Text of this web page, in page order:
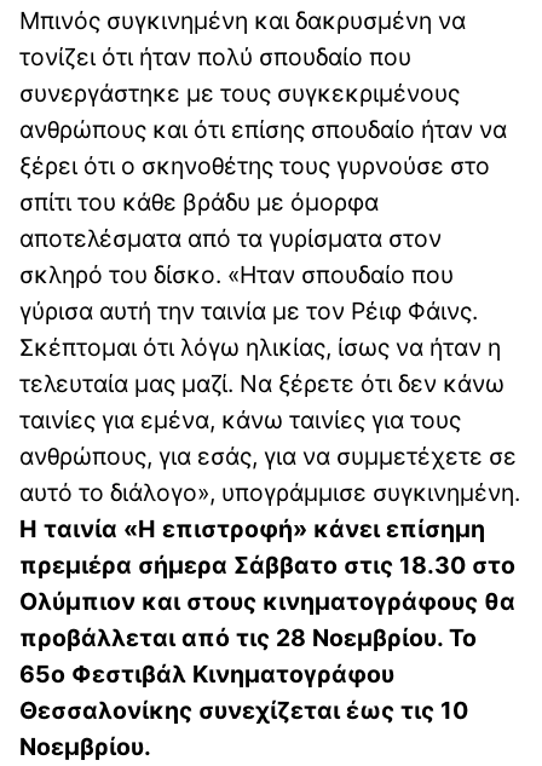
Μπινός συγκινημένη και δακρυσμένη να
τονίζει ότι ήταν πολύ σπουδαίο που
συνεργάστηκε με τους συγκεκριμένους
ανθρώπους και ότι επίσης σπουδαίο ήταν να
ξέρει ότι ο σκηνοθέτης τους γυρνούσε στο
σπίτι του κάθε βράδυ με όμορφα
αποτελέσματα από τα γυρίσματα στον
σκληρό του δίσκο. «Ηταν σπουδαίο που
γύρισα αυτή την ταινία με τον Ρέιφ Φάινς.
Σκέπτομαι ότι λόγω ηλικίας, ίσως να ήταν η
τελευταία μας μαζί. Να ξέρετε ότι δεν κάνω
ταινίες για εμένα, κάνω ταινίες για τους
ανθρώπους, για εσάς, για να συμμετέχετε σε
αυτό το διάλογο», υπογράμμισε συγκινημένη.
Η ταινία «Η επιστροφή» κάνει επίσημη
πρεμιέρα σήμερα Σάββατο στις 18.30 στο
Ολύμπιον και στους κινηματογράφους θα
προβάλλεται από τις 28 Νοεμβρίου. Το
65ο Φεστιβάλ Κινηματογράφου
Θεσσαλονίκης συνεχίζεται έως τις 10
Νοεμβρίου.